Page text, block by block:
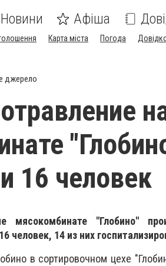
Новини Афіша
Карта міста Погода
джерело
16 человек
мясокомбинате "Глобино"
человек, 14 из них
в сортировочном цехе